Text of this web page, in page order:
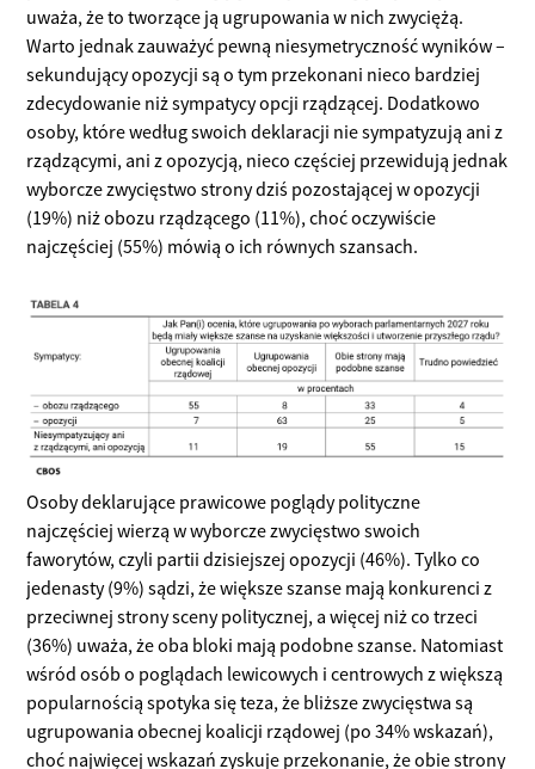
uważa, że to tworzące ją ugrupowania w nich zwyciężą.
Warto jednak zauważyć pewną niesymetryczność wyników –
sekundujący opozycji są o tym przekonani nieco bardziej
zdecydowanie niż sympatycy opcji rządzącej. Dodatkowo
osoby, które według swoich deklaracji nie sympatyzują ani z
rządzącymi, ani z opozycją, nieco częściej przewidują jednak
wyborcze zwycięstwo strony dziś pozostającej w opozycji
(19%) niż obozu rządzącego (11%), choć oczywiście
najczęściej (55%) mówią o ich równych szansach.
Osoby deklarujące prawicowe poglądy polityczne
najczęściej wierzą w wyborcze zwycięstwo swoich
faworytów, czyli partii dzisiejszej opozycji (46%). Tylko co
jedenasty (9%) sądzi, że większe szanse mają konkurenci z
przeciwnej strony sceny politycznej, a więcej niż co trzeci
(36%) uważa, że oba bloki mają podobne szanse. Natomiast
wśród osób o poglądach lewicowych i centrowych z większą
popularnością spotyka się teza, że bliższe zwycięstwa są
ugrupowania obecnej koalicji rządowej (po 34% wskazań),
choć najwięcej wskazań zyskuje przekonanie, że obie strony